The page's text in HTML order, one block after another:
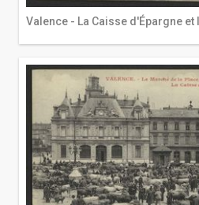
Valence - La Caisse d'Épargne et